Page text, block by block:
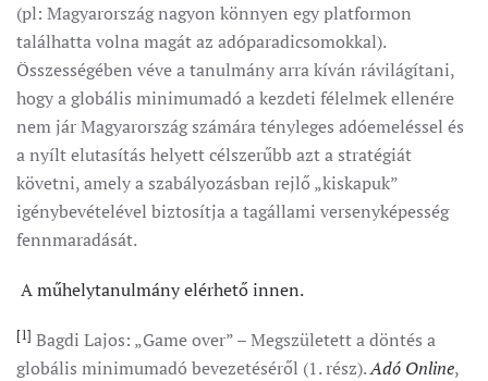
(pl: Magyarország nagyon könnyen egy platformon
találhatta volna magát az adóparadicsomokkal).
Összességében véve a tanulmány arra kíván rávilágítani,
hogy a globális minimumadó a kezdeti félelmek ellenére
nem jár Magyarország számára tényleges adóemeléssel és
a nyílt elutasítás helyett célszerűbb azt a stratégiát
követni, amely a szabályozásban rejlő „kiskapuk”
igénybevételével biztosítja a tagállami versenyképesség
fennmaradását.
A műhelytanulmány elérhető innen.
[1] Bagdi Lajos: „Game over” – Megszületett a döntés a
globális minimumadó bevezetéséről (1. rész).Adó Online,